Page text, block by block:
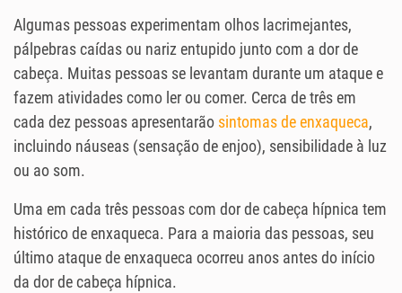
Algumas pessoas experimentam olhos lacrimejantes,
pálpebras caídas ou nariz entupido junto com a dor de
cabeça. Muitas pessoas se levantam durante um ataque e
fazem atividades como ler ou comer. Cerca de três em
cada dez pessoas apresentarão sintomas de enxaqueca,
incluindo náuseas (sensação de enjoo), sensibilidade à luz
ou ao som.
Uma em cada três pessoas com dor de cabeça hípnica tem
histórico de enxaqueca. Para a maioria das pessoas, seu
último ataque de enxaqueca ocorreu anos antes do início
da dor de cabeça hípnica.